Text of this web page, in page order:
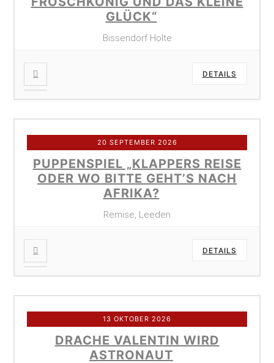
GLÜCK“
Bissendorf Holte
DETAILS
20 SEPTEMBER 2026
PUPPENSPIEL „KLAPPERS REISE
ODER WO BITTE GEHT’S NACH
AFRIKA?
Remise, Leeden
DETAILS
13 OKTOBER 2026
DRACHE VALENTIN WIRD
ASTRONAUT